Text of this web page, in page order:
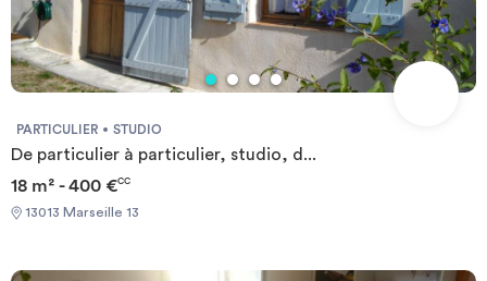
PARTICULIER STUDIO
De particulier à particulier, studio, d...
18 m² - 400 €CC
13013 Marseille 13